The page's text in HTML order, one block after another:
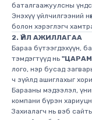
баталгаажуулсны
Э​нэхүү үйлчилгээний
болон хэрэглэгч
2. ҮЙЛ АЖИЛЛАГАА
Бараа бүтээгдэхүүн,
тэмдэгтүүд нь
лого, нэр бусад
ч зүйлд ашиглахыг
Барааны мэдээлэл,
компани бүрэн
Захиалагч нь вэб